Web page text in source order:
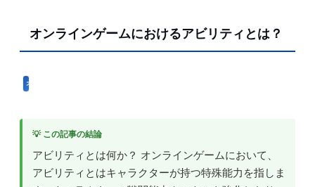
オンラインゲームにおけるアビリティとは？
オンラインゲーム用語
💡 この記事の結論
アビリティとは何か？ オンラインゲームにおいて、
アビリティとはキャラクターが持つ特殊能力を指しま